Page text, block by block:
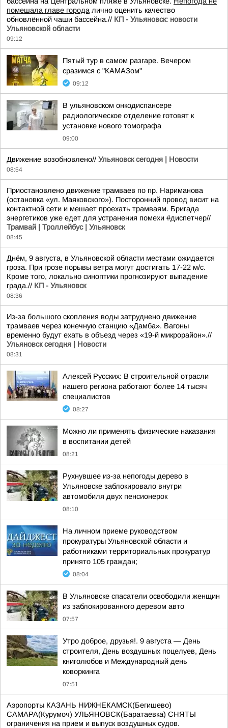
помешала главе города лично оценить качество
обновлённой чаши бассейна.// КП - Ульяновск: новости
Ульяновской области
09:12
Пятый тур в самом разгаре. Вечером
сразимся с "КАМАЗом"
09:12
В ульяновском онкодиспансере
радиологическое отделение готовят к
установке нового томографа
09:00
Движение возобновлено// Ульяновск сегодня | Новости
08:54
Приостановлено движение трамваев по пр. Нариманова
(остановка «ул. Маяковского»). Посторонний провод висит на
контактной сети и мешает проехать трамваям. Бригада
энергетиков уже едет для устранения помехи #диспетчер//
Трамвай | Троллейбус | Ульяновск
08:45
Днём, 9 августа, в Ульяновской области местами ожидается
гроза. При грозе порывы ветра могут достигать 17-22 м/с.
Кроме того, локально синоптики прогнозируют выпадение
града.// КП - Ульяновск
08:36
Из-за большого скопления воды затруднено движение
трамваев через конечную станцию «Дамба». Вагоны
временно будут ехать в объезд через «19-й микрорайон».//
Ульяновск сегодня | Новости
08:31
Алексей Русских: В строительной отрасли
нашего региона работают более 14 тысяч
специалистов
08:27
Можно ли применять физические наказания
в воспитании детей
08:21
Рухнувшее из-за непогоды дерево в
Ульяновске заблокировало внутри
автомобиля двух пенсионерок
08:10
На личном приеме руководством
прокуратуры Ульяновской области и
работниками территориальных прокуратур
принято 105 граждан;
08:04
В Ульяновске спасатели освободили женщин
из заблокированного деревом авто
07:57
Утро доброе, друзья!. 9 августа — День
строителя, День воздушных поцелуев, День
книголюбов и Международный день
коворкинга
07:51
Аэропорты КАЗАНЬ НИЖНЕКАМСК(Бегишево)
САМАРА(Курумоч) УЛЬЯНОВСК(Баратаевка) СНЯТЫ
ограничения на прием и выпуск воздушных судов.